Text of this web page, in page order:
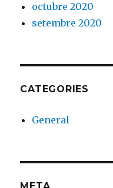
octubre 2020
setembre 2020
CATEGORIES
General